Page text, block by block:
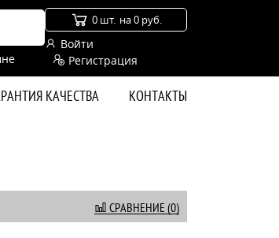
0 шт. на 0 руб.
Войти
Регистрация
КАЧЕСТВА КОНТАКТЫ
СРАВНЕНИЕ (0)